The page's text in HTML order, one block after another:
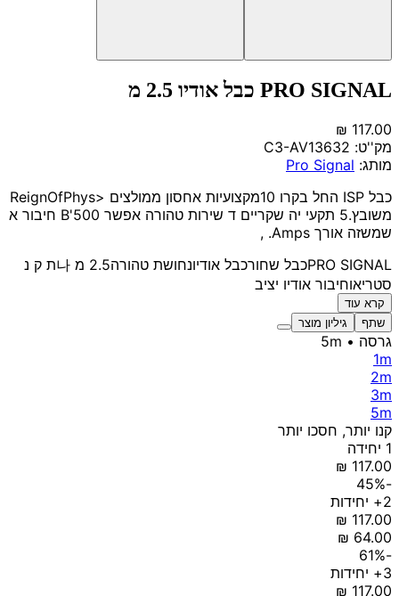
PRO SIGNAL כבל אודיו 2.5 מ
מק''ט: C3-AV13632
מותג: Pro Signal
כבל ISP החל בקרו 10מקצועיות אחסון ממולצים <ReignOfPhys
משובץ.5 תקעי יה שקריים ד שירות טהורה אפשר 500'B חיבור א
שמשזה אורך Amps. ,
PRO SIGNALכבל שחורכבל אודיונחושת טהורה2.5 מ 나
ת ק נ
סטריאוחיבור אודיו יציב
קרא עוד
שתף
גיליון מוצר
גרסה • 5m
1m
2m
3m
5m
קנו יותר, חסכו יותר
1 יחידה
-45%
2+ יחידות
-61%
3+ יחידות